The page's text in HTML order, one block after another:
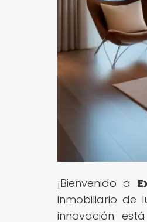
¡Bienvenido a
inmobiliario de
innovación